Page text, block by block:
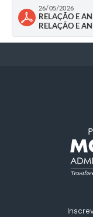
26/05/2026
RELAÇÃO E
RELAÇÃO E